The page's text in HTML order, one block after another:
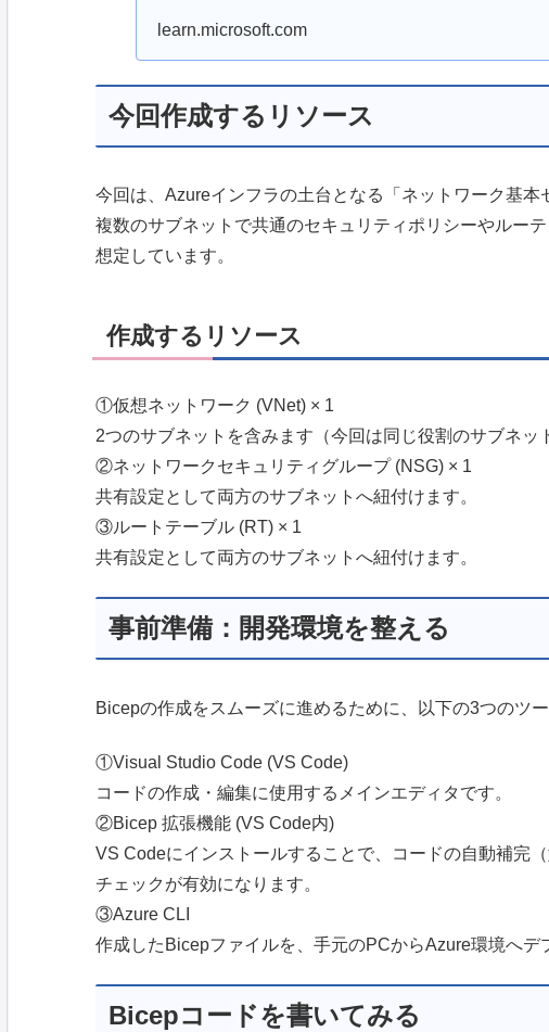
learn.microsoft.com
今回作成するリソース
今回は、Azureインフラの土台となる「ネットワーク基本
複数のサブネットで共通のセキュリティポリシーやルー
想定しています。
作成するリソース
①仮想ネットワーク (VNet) × 1
2つのサブネットを含みます（今回は同じ役割のサブネッ
②ネットワークセキュリティグループ (NSG) × 1
共有設定として両方のサブネットへ紐付けます。
③ルートテーブル (RT) × 1
共有設定として両方のサブネットへ紐付けます。
事前準備：開発環境を整える
Bicepの作成をスムーズに進めるために、以下の3つのツー
①Visual Studio Code (VS Code)
コードの作成・編集に使用するメインエディタです。
②Bicep 拡張機能 (VS Code内)
VS Codeにインストールすることで、コードの自動補完
チェックが有効になります。
③Azure CLI
作成したBicepファイルを、手元のPCからAzure環境へデ
Bicepコードを書いてみる